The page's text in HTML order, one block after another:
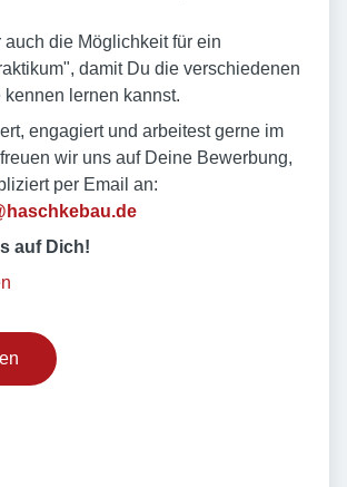
auch die Möglichkeit für ein
damit Du die verschiedenen
kennen lernen kannst.
engagiert und arbeitest gerne im
wir uns auf Deine Bewerbung,
per Email an:
auf Dich!